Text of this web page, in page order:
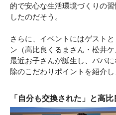
的で安心な生活環境づくりの
したのだそう。
さらに、イベントにはゲスト
ン（高比良くるまさん・松井ケ
最近お子さんが誕生し、パパ
除のこだわりポイントを紹介し
「自分も交換された」と高